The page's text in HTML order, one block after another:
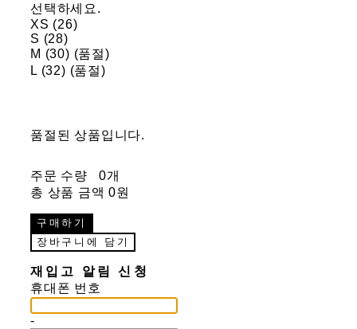
선택하세요.
XS (26)
S (28)
M (30) (품절)
L (32) (품절)
품절된 상품입니다.
주문 수량
0개
총 상품 금액 0원
구매하기
장바구니에 담기
재입고 알림 신청
휴대폰 번호
-